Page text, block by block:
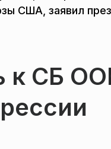
США, заявил
к СБ